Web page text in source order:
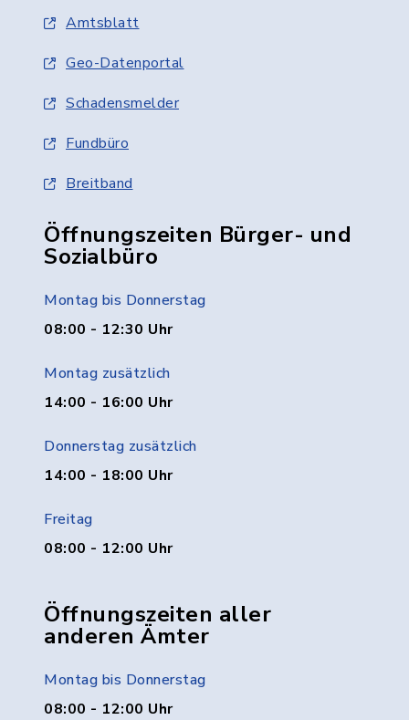
Amtsblatt
Geo-Datenportal
Schadensmelder
Fundbüro
Breitband
Öffnungszeiten Bürger- und
Sozialbüro
Montag bis Donnerstag
08:00 - 12:30 Uhr
Montag zusätzlich
14:00 - 16:00 Uhr
Donnerstag zusätzlich
14:00 - 18:00 Uhr
Freitag
08:00 - 12:00 Uhr
Öffnungszeiten aller
anderen Ämter
Montag bis Donnerstag
08:00 - 12:00 Uhr